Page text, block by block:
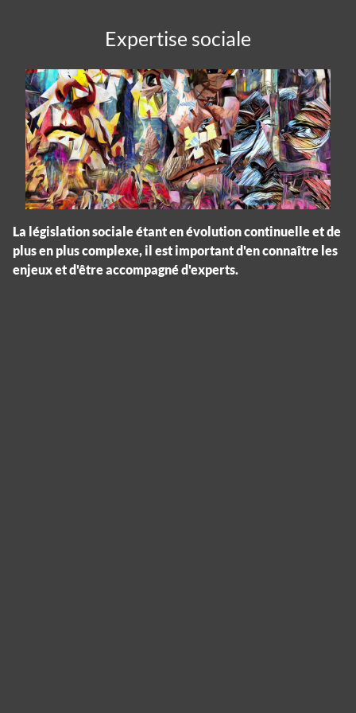
Expertise sociale
La législation sociale étant en évolution continuelle et de
plus en plus complexe, il est important d'en connaître les
enjeux et d'être accompagné d'experts.